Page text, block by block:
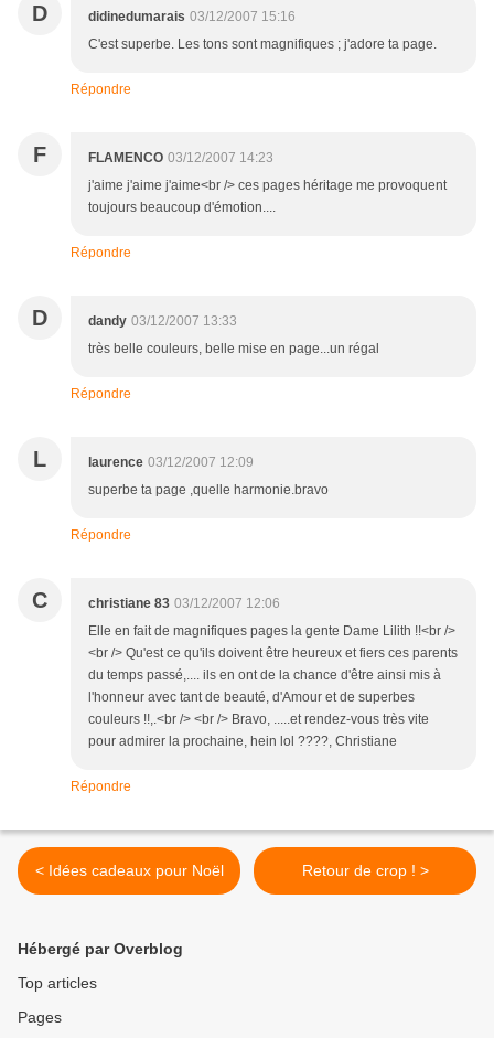
D didinedumarais 03/12/2007 15:16
C'est superbe. Les tons sont magnifiques ; j'adore ta page.
Répondre
F FLAMENCO 03/12/2007 14:23
j'aime j'aime j'aime<br /> ces pages héritage me provoquent
toujours beaucoup d'émotion....
Répondre
D dandy 03/12/2007 13:33
très belle couleurs, belle mise en page...un régal
Répondre
L laurence 03/12/2007 12:09
superbe ta page ,quelle harmonie.bravo
Répondre
C christiane 83 03/12/2007 12:06
Elle en fait de magnifiques pages la gente Dame Lilith !!<br />
<br /> Qu'est ce qu'ils doivent être heureux et fiers ces parents
du temps passé,.... ils en ont de la chance d'être ainsi mis à
l'honneur avec tant de beauté, d'Amour et de superbes
couleurs !!,.<br /> <br /> Bravo, .....et rendez-vous très vite
pour admirer la prochaine, hein lol ????, Christiane
Répondre
< Idées cadeaux pour Noël Retour de crop ! >
Hébergé par Overblog
Top articles
Pages